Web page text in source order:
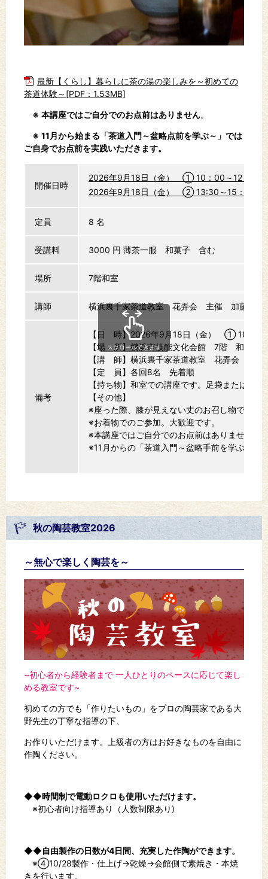
最新【くらし】暮らしに茶の湯の楽しみを～初めての
茶道体験～[PDF：1.53MB]
※ 本講座ではご自分でのお点前はありません。
※ 11月から始まる「茶道入門～盆略点前を学ぶ～ 」では
ご自身でお点前を実践いただきます。
開催日時
2026年9月18日（金） ① 10：00～12：00
2026年9月18日（金） ② 13:30～15：30 ※
定員 8 名
受講料 3000 円 薄茶一服 和菓子 含む
場所 7階和室
講師 横浜裏千家茶道教室 花弄会 主催 加藤宗円
備考
【日 時】2026年9月18日（金） ① 10：
【場 所】横浜市技能文化会館 7階 和室
【講 師】横浜裏千家茶道教室 花弄会 主
【定 員】各回8名 先着順
【持ち物】和室での講座です。足袋または白
【その他】
※座った際、膝が見えない丈のお召し物でご参
※お着物でのご参加。大歓迎です。
※本講座ではご自分でのお点前はありません。
※11月からの「茶道入門～盆略手前を学ぶ～（
スクロールできます
秋の陶芸教室2026
～無心で楽しく陶芸を～
~初心者から経験者まで 一人ひとりのペースに応じて楽し
める教室です~
初めての方でも「作りたいもの」をプロの陶芸家である大
野先生の丁寧な指導の下、
お作りいただけます。上級者の方はお好きなものを自由に
作陶ください。
◆◆時間制で電動ロクロも使用いただけます。
※初心者向け指導あり（人数制限あり)
◆◆自由製作の日数が4日間、充実した作陶ができます。
※④10/28製作・仕上げ→乾燥→会館側で素焼き・本焼
きを行います。